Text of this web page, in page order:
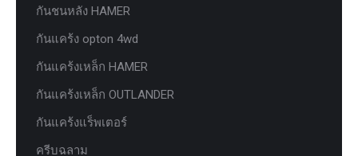
กันชนหลัง HAMER
กันแคร้ง opton 4wd
กันแคร้งเหล็ก HAMER
กันแคร้งเหล็ก OUTLANDER
กันแคร้งแร็พเตอร์
ครีบฉลาม